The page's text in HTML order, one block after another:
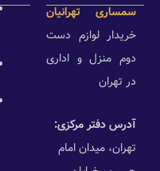
سمساری تهرانیان
خریدار لوازم دست
دوم منزل و اداری
در تهران
آدرس دفتر مرکزی:
تهران، میدان امام